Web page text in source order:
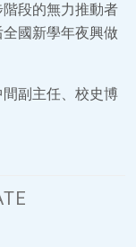
段的無力推動者
國新學年夜興做
間副主任、校史博